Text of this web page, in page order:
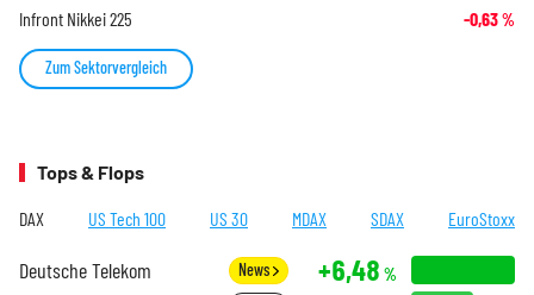
Infront Nikkei 225 -0,63%
Zum Sektorvergleich
Tops & Flops
DAX US Tech 100 US 30 MDAX SDAX EuroStoxx
Deutsche Telekom News +6,48 %